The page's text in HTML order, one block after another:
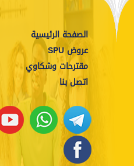
الصفحة الرئيسية
عروض SPU
مقترحات وشكاوي
اتصل بنا